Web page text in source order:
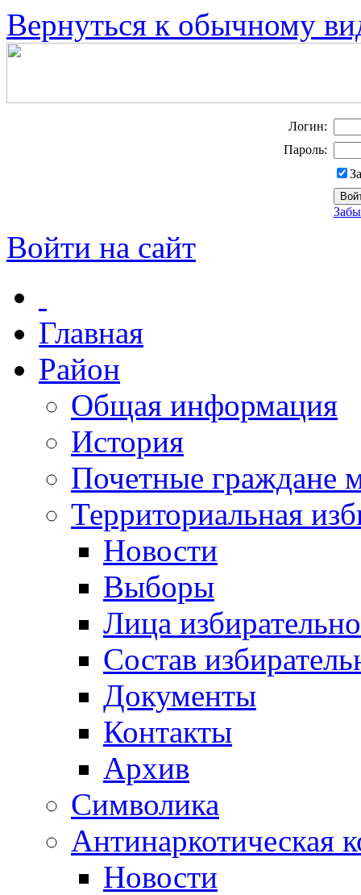
Вернуться к обычному
Логин:
Пароль:
Войти на сайт
Главная
Район
Общая информация
История
Почетные граждане
Территориальная
Новости
Выборы
Лица
Состав
Документы
Контакты
Архив
Символика
Антинаркотическая
Новости